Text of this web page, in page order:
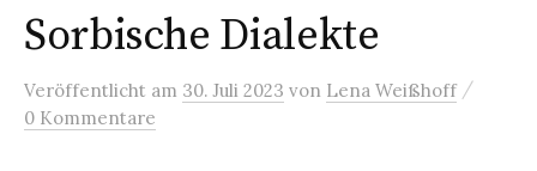
Sorbische Dialekte
Veröffentlicht am 30. Juli 2023 von Lena Weißhoff /
0 Kommentare